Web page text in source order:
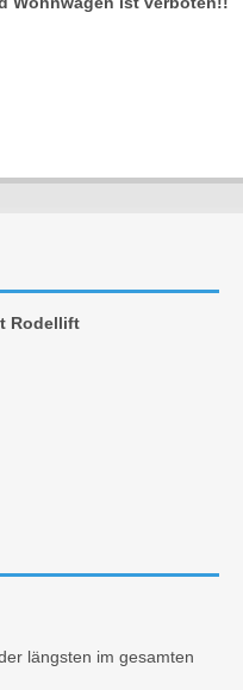
Rodellift
längsten im gesamten